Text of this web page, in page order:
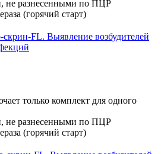
FL. Выявление возбудителей